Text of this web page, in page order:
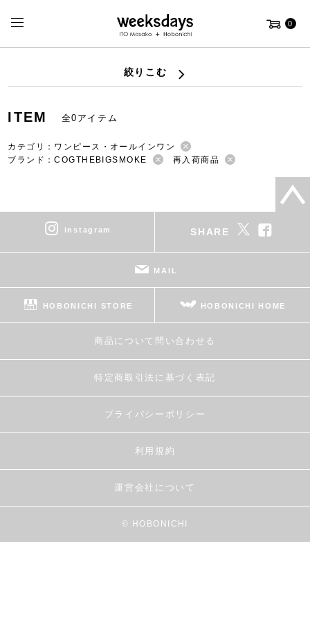
0
絞りこむ
ITEM 全0アイテム
カテゴリ：ワンピース・オールインワン
ブランド：COGTHEBIGSMOKE
再入荷商品
instagram SHARE
MAIL
HOBONICHI STORE HOBONICHI HOME
商品について問い合わせる
特定商取引法に基づく表記
プライバシーポリシー
利用規約
運営会社について
© HOBONICHI